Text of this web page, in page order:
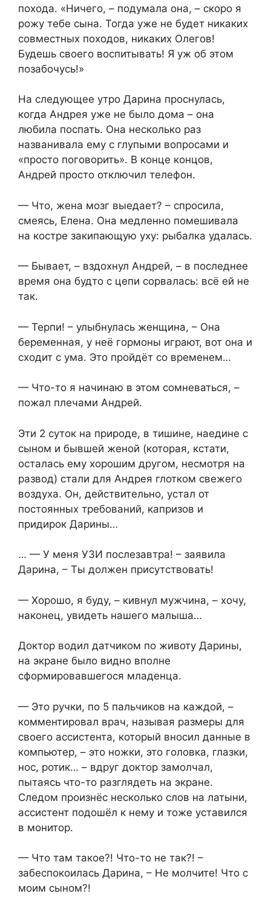
похода. «Ничего, – подумала она, – скоро я
рожу тебе сына. Тогда уже не будет никаких
совместных походов, никаких Олегов!
Будешь своего воспитывать! Я уж об этом
позабочусь!»
На следующее утро Дарина проснулась,
когда Андрея уже не было дома – она
любила поспать. Она несколько раз
названивала ему с глупыми вопросами и
«просто поговорить». В конце концов,
Андрей просто отключил телефон.
— Что, жена мозг выедает? – спросила,
смеясь, Елена. Она медленно помешивала
на костре закипающую уху: рыбалка удалась.
— Бывает, – вздохнул Андрей, – в последнее
время она будто с цепи сорвалась: всё ей не
так.
— Терпи! – улыбнулась женщина, – Она
беременная, у неё гормоны играют, вот она и
сходит с ума. Это пройдёт со временем…
— Что-то я начинаю в этом сомневаться, –
пожал плечами Андрей.
Эти 2 суток на природе, в тишине, наедине с
сыном и бывшей женой (которая, кстати,
осталась ему хорошим другом, несмотря на
развод) стали для Андрея глотком свежего
воздуха. Он, действительно, устал от
постоянных требований, капризов и
придирок Дарины…
… — У меня УЗИ послезавтра! – заявила
Дарина, – Ты должен присутствовать!
— Хорошо, я буду, – кивнул мужчина, – хочу,
наконец, увидеть нашего малыша…
Доктор водил датчиком по животу Дарины,
на экране было видно вполне
сформировавшегося младенца.
— Это ручки, по 5 пальчиков на каждой, –
комментировал врач, называя размеры для
своего ассистента, который вносил данные в
компьютер, – это ножки, это головка, глазки,
нос, ротик… – вдруг доктор замолчал,
пытаясь что-то разглядеть на экране.
Следом произнёс несколько слов на латыни,
ассистент подошёл к нему и тоже уставился
в монитор.
— Что там такое?! Что-то не так?! –
забеспокоилась Дарина, – Не молчите! Что с
моим сыном?!